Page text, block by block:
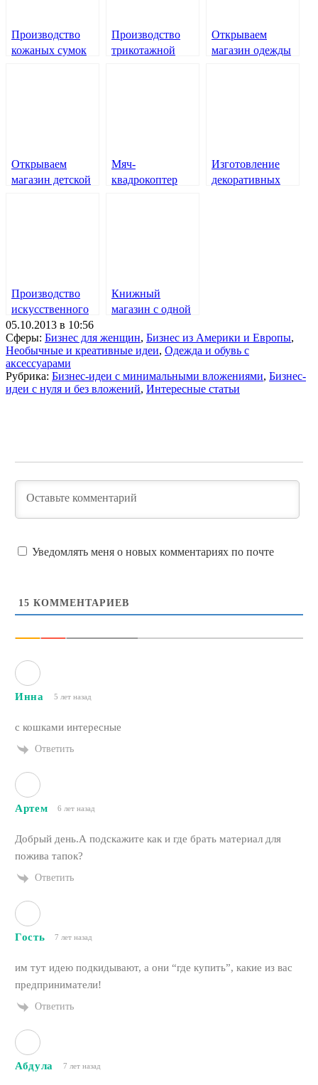
Производство
кожаных сумок
Производство
трикотажной
Открываем
магазин одежды
Открываем
магазин детской
Мяч-
квадрокоптер
Изготовление
декоративных
Производство
искусственного
снега
Книжный
магазин с одной
05.10.2013 в 10:56
Сферы: Бизнес для женщин, Бизнес из Америки и Европы,
Необычные и креативные идеи, Одежда и обувь с
аксессуарами
Рубрика: Бизнес-идеи с минимальными вложениями, Бизнес-
идеи с нуля и без вложений, Интересные статьи
Уведомлять меня о новых комментариях по почте
15 КОММЕНТАРИЕВ
Инна 5 лет назад
с кошками интересные
Ответить
Артем 6 лет назад
Добрый день.А подскажите как и где брать материал для
пожива тапок?
Ответить
Гость 7 лет назад
им тут идею подкидывают, а они “где купить”, какие из вас
предприниматели!
Ответить
Абдула 7 лет назад